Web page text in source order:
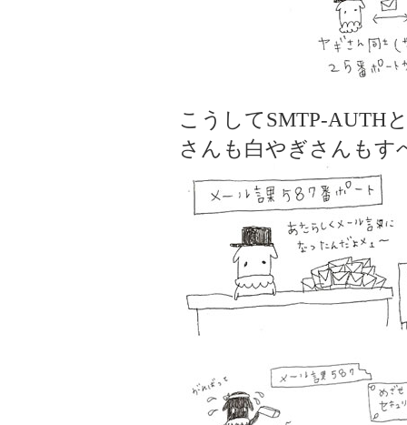
こうしてSMTP-AUTH
さんも白やぎさんもす